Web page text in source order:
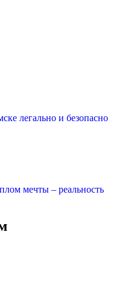
легально и безопасно
мечты – реальность